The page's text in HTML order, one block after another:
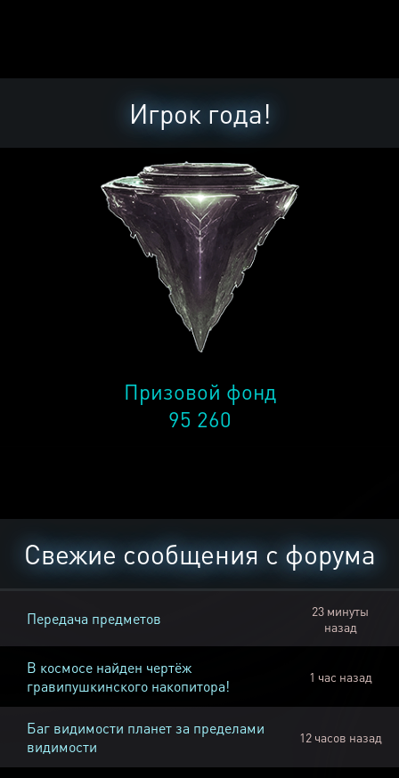
Игрок года!
Призовой фонд
95 260
Свежие сообщения с форума
Передача предметов
23 минуты
назад
В космосе найден чертёж
гравипушкинского накопитора!
1 час назад
Баг видимости планет за пределами
видимости
12 часов назад